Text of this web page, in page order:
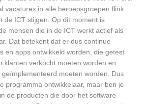
vacatures in alle beroepsgroepen flink
de ICT stijgen. Op dit moment is
mensen die in de ICT werkt actief als
Dat betekent dat er dus continue
en apps ontwikkeld worden, die getest
klanten verkocht moeten worden en
moeten worden. Dus
programma ontwikkelaar, maar ben je
de producten die door het software